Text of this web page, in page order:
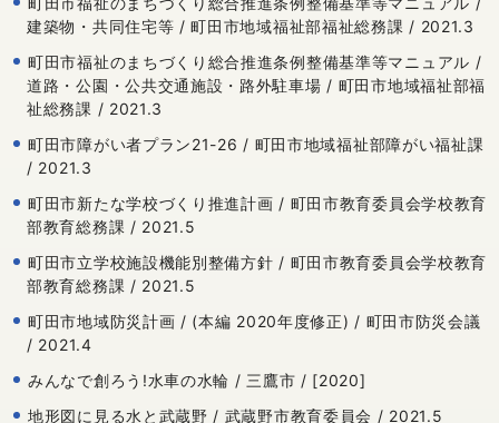
建築物・共同住宅等 / 町田市地域福祉部福祉総務課 / 2021.3
町田市福祉のまちづくり総合推進条例整備基準等マニュアル /
道路・公園・公共交通施設・路外駐車場 / 町田市地域福祉部福
祉総務課 / 2021.3
町田市障がい者プラン21-26 / 町田市地域福祉部障がい福祉課
/ 2021.3
町田市新たな学校づくり推進計画 / 町田市教育委員会学校教育
部教育総務課 / 2021.5
町田市立学校施設機能別整備方針 / 町田市教育委員会学校教育
部教育総務課 / 2021.5
町田市地域防災計画 / (本編 2020年度修正) / 町田市防災会議
/ 2021.4
みんなで創ろう!水車の水輪 / 三鷹市 / [2020]
地形図に見る水と武蔵野 / 武蔵野市教育委員会 / 2021.5